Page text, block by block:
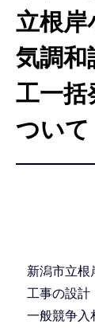
立根岸
気調和
工一括
ついて
新潟市立根
工事の設計
一般競争入